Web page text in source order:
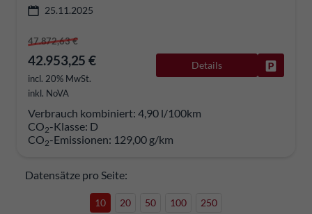
25.11.2025
47.872,63 €
42.953,25 €
incl. 20% MwSt.
inkl. NoVA
Details
Verbrauch kombiniert: 4,90 l/100km
CO2-Klasse: D
CO2-Emissionen: 129,00 g/km
Datensätze pro Seite:
10 20 50 100 250